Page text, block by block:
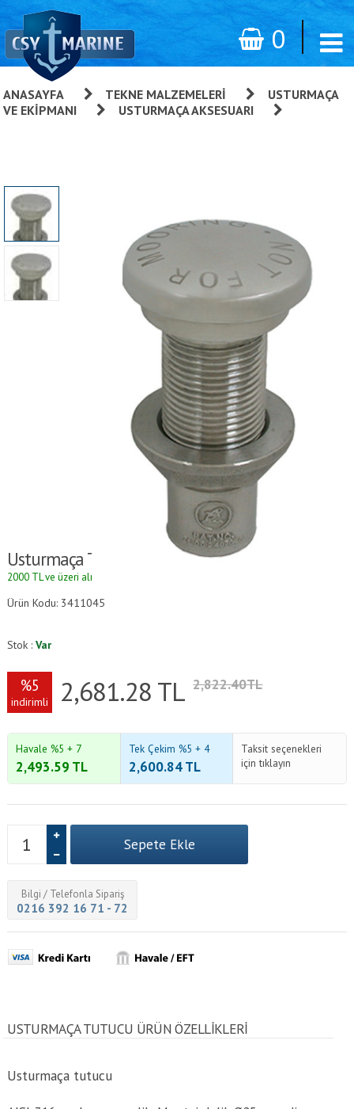
0
ANASAYFA TEKNE MALZEMELERI
USTURMAÇA
VE EKIPMANI
USTURMAÇA AKSESUARI
Usturmaça Tutucu
2000 TL ve üzeri alışverişlerde kargo ücretsizdir.
Ürün Kodu: 3411045
Stok :Var
%5
indirimli 2,681.28 TL 2,822.40TL
Havale %5 + 7
2,493.59 TL
Tek Çekim %5 + 4
2,600.84TL
Taksit seçenekleri
için tıklayın
Bilgi / Telefonla Sipariş
0216 392 16 71 - 72
USTURMAÇA TUTUCU ÜRÜN ÖZELLİKLERİ
Usturmaça tutucu